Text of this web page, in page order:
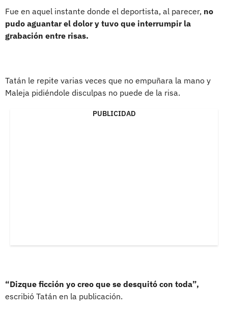
Fue en aquel instante donde el deportista, al parecer, no
pudo aguantar el dolor y tuvo que interrumpir la
grabación entre risas.
Tatán le repite varias veces que no empuñara la mano y
Maleja pidiéndole disculpas no puede de la risa.
PUBLICIDAD
“Dizque ficción yo creo que se desquitó con toda”,
escribió Tatán en la publicación.